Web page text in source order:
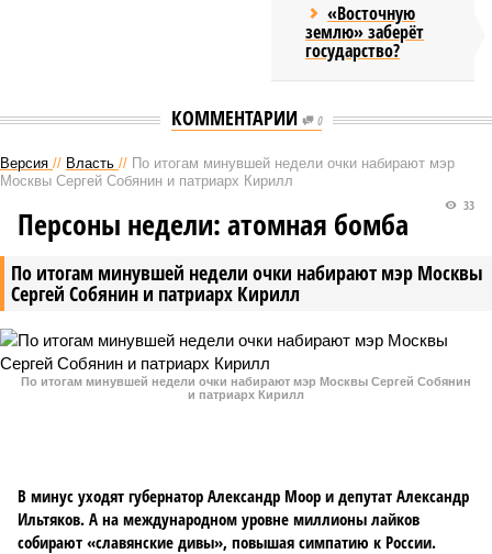
«Восточную
землю» заберёт
государство?
КОММЕНТАРИИ 0
Версия // Власть // По итогам минувшей недели очки набирают мэр
Москвы Сергей Собянин и патриарх Кирилл
По итогам минувшей недели очки набирают мэр Москвы
Сергей Собянин и патриарх Кирилл
33
Персоны недели: атомная бомба
По итогам минувшей недели очки набирают мэр Москвы Сергей Собянин
и патриарх Кирилл
В минус уходят губернатор Александр Моор и депутат Александр
Ильтяков. А на международном уровне миллионы лайков
собирают «славянские дивы», повышая симпатию к России.